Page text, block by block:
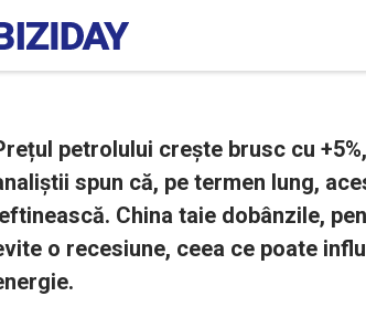
petrolului crește brusc cu
spun că, pe termen lung,
China taie dobânzile,
o recesiune, ceea ce poate